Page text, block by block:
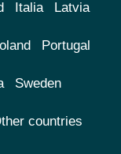
Italia Latvia
Portugal
Sweden
countries